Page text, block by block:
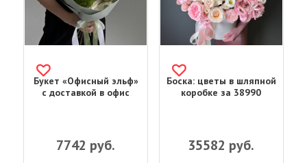
Букет «Офисный эльф»
с доставкой в офис
7742 руб.
Боска: цветы в шляпной
коробке за 38990
35582 руб.